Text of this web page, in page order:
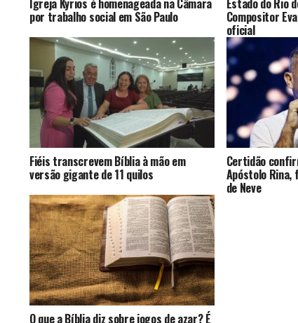
Igreja Kyrios é homenageada na Câmara
por trabalho social em São Paulo
Estado do Rio
Compositor
oficial
Fiéis transcrevem Bíblia à mão em
versão gigante de 11 quilos
Certidão
Apóstolo Rina,
de Neve
O que a Bíblia diz sobre jogos de azar? É